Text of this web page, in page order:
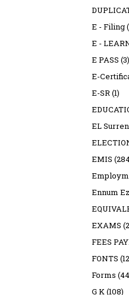
E - Filing
E -
E PASS (3)
E-
E-SR(1)
EL
EMIS
Ennum
EXAMS
FEES
FONTS
Forms
G K(108)